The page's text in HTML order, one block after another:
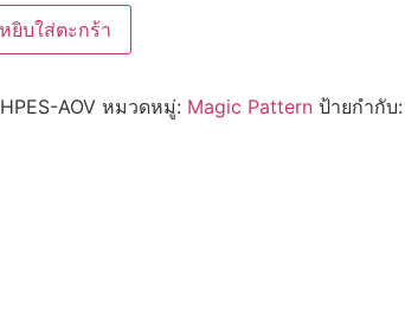
หยิบใส่ตะกร้า
HPES-AOV หมวดหมู่: Magic Pattern ป้ายกำกับ: